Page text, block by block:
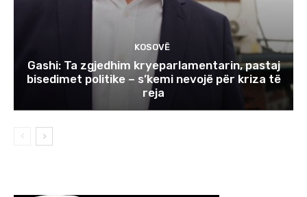
KOSOVË
Gashi: Ta zgjedhim kryeparlamentarin, pastaj
bisedimet politike – s’kemi nevojë për kriza të
reja